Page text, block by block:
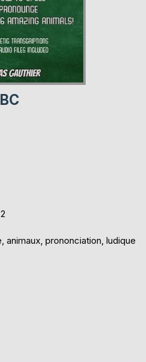
animaux, prononciation, ludique